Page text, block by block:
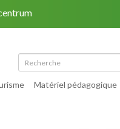
Matériel pédagogique